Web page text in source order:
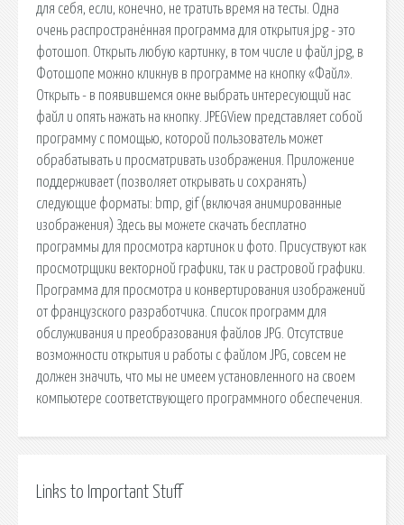
для себя, если, конечно, не тратить время на тесты. Одна
очень распространённая программа для открытия jpg - это
фотошоп. Открыть любую картинку, в том числе и файл jpg, в
Фотошопе можно кликнув в программе на кнопку «Файл».
Открыть - в появившемся окне выбрать интересующий нас
файл и опять нажать на кнопку. JPEGView представляет собой
программу с помощью, которой пользователь может
обрабатывать и просматривать изображения. Приложение
поддерживает (позволяет открывать и сохранять)
следующие форматы: bmp, gif (включая анимированные
изображения) Здесь вы можете скачать бесплатно
программы для просмотра картинок и фото. Присуствуют как
просмотрщики векторной графики, так и растровой графики.
Программа для просмотра и конвертирования изображений
от французского разработчика. Список программ для
обслуживания и преобразования файлов JPG. Отсутствие
возможности открытия и работы с файлом JPG, совсем не
должен значить, что мы не имеем установленного на своем
компьютере соответствующего программного обеспечения.
Links to Important Stuff